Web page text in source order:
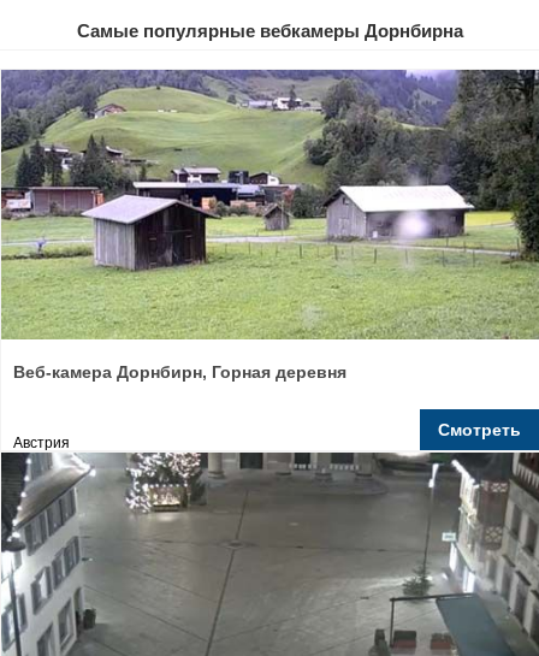
Самые популярные вебкамеры Дорнбирна
Веб-камера Дорнбирн, Горная деревня
Австрия
Смотреть